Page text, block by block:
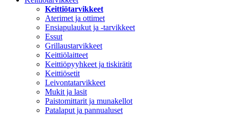
Keittiötarvikkeet
Aterimet ja ottimet
Ensiapulaukut ja -tarvikkeet
Essut
Grillaustarvikkeet
Keittiölaitteet
Keittiöpyyhkeet ja tiskirätit
Keittiösetit
Leivontatarvikkeet
Mukit ja lasit
Paistomittarit ja munakellot
Patalaput ja pannualuset